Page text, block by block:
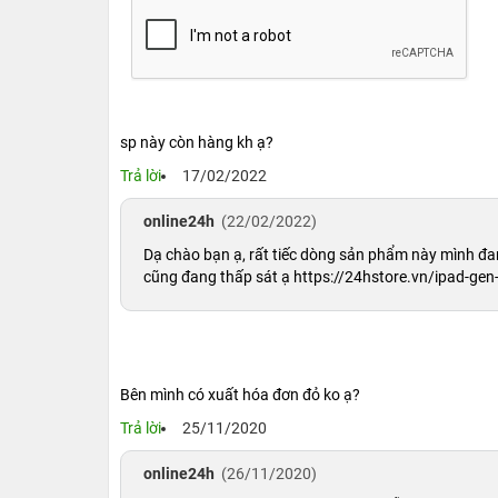
Chiếc iPad thế hệ thứ 7 được trang bị màn
Điều quan trọng nhất là, con chip A10 có tốc
chạy một cách mượt mà – đây cũng là một
sp này còn hàng kh ạ?
Trả lời
17/02/2022
online24h (22/02/2022)
Dạ chào bạn ạ, rất tiếc dòng sản phẩm này mình
cũng đang thấp sát ạ https://24hstore.vn/ipad-
Bên mình có xuất hóa đơn đỏ ko ạ?
Trả lời
25/11/2020
online24h (26/11/2020)